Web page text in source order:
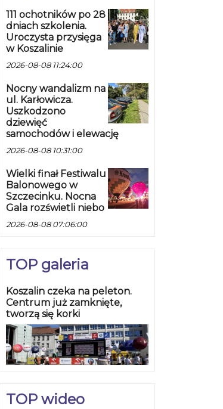
111 ochotników po 28
dniach szkolenia.
Uroczysta przysięga
w Koszalinie
2026-08-08 11:24:00
Nocny wandalizm na
ul. Karłowicza.
Uszkodzono
dziewięć
samochodów i elewację
2026-08-08 10:31:00
Wielki finał Festiwalu
Balonowego w
Szczecinku. Nocna
Gala rozświetli niebo
2026-08-08 07:06:00
TOP galeria
Koszalin czeka na peleton.
Centrum już zamknięte,
tworzą się korki
TOP wideo